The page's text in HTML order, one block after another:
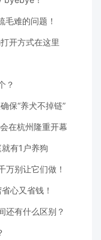
难的问题！
开方式在这里
？
保“养犬不掉链”
在杭州隆重开幕
有1户养狗
万别让它们做！
心又省钱！
还有什么区别？